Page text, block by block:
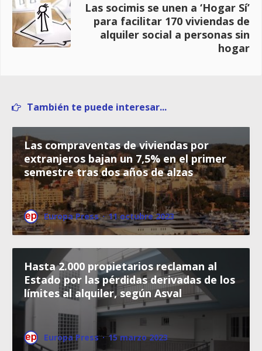
Las socimis se unen a ‘Hogar Sí’
para facilitar 170 viviendas de
alquiler social a personas sin
hogar
También te puede interesar...
Las compraventas de viviendas por
extranjeros bajan un 7,5% en el primer
semestre tras dos años de alzas
Europa Press · 11 octubre 2023
Hasta 2.000 propietarios reclaman al
Estado por las pérdidas derivadas de los
límites al alquiler, según Asval
Europa Press · 15 marzo 2023